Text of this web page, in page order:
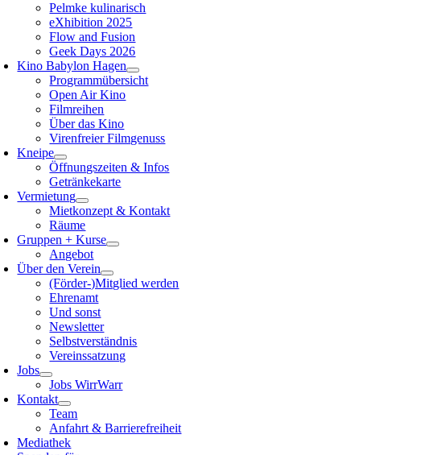
Pelmke kulinarisch
eXhibition 2025
Flow and Fusion
Geek Days 2026
Kino Babylon Hagen
Programmübersicht
Open Air Kino
Filmreihen
Über das Kino
Virenfreier Filmgenuss
Kneipe
Öffnungszeiten & Infos
Getränkekarte
Vermietung
Mietkonzept & Kontakt
Räume
Gruppen + Kurse
Angebot
Über den Verein
(Förder-)Mitglied werden
Ehrenamt
Und sonst
Newsletter
Selbstverständnis
Vereinssatzung
Jobs
Jobs WirrWarr
Kontakt
Team
Anfahrt & Barrierefreiheit
Mediathek